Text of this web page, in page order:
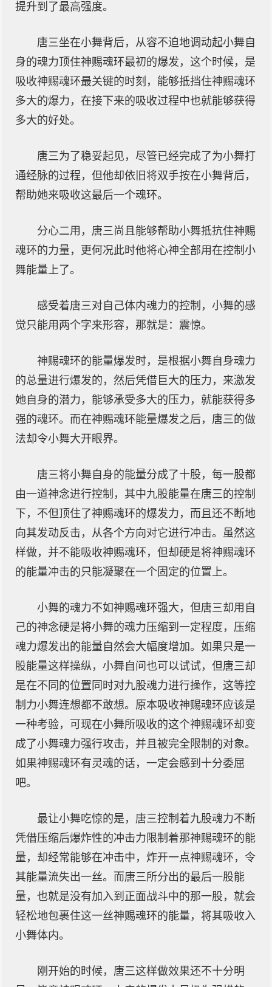
提升到了最高强度。
唐三坐在小舞背后，从容不迫地调动起小舞自
身的魂力顶住神赐魂环最初的爆发，这个时候，是
吸收神赐魂环最关键的时刻，能够抵挡住神赐魂环
多大的爆力，在接下来的吸收过程中也就能够获得
多大的好处。
唐三为了稳妥起见，尽管已经完成了为小舞打
通经脉的过程，但他却依旧将双手按在小舞背后，
帮助她来吸收这最后一个魂环。
分心二用，唐三尚且能够帮助小舞抵抗住神赐
魂环的力量，更何况此时他将心神全部用在控制小
舞能量上了。
感受着唐三对自己体内魂力的控制，小舞的感
觉只能用两个字来形容，那就是：震惊。
神赐魂环的能量爆发时，是根据小舞自身魂力
的总量进行爆发的，然后凭借巨大的压力，来激发
她自身的潜力，能够承受多大的压力，就能获得多
强的魂环。而在神赐魂环能量爆发之后，唐三的做
法却令小舞大开眼界。
唐三将小舞自身的能量分成了十股，每一股都
由一道神念进行控制，其中九股能量在唐三的控制
下，不但顶住了神赐魂环的爆发力，而且还不断地
向其发动反击，从各个方向对它进行冲击。虽然这
样做，并不能吸收神赐魂环，但却硬是将神赐魂环
的能量冲击的只能凝聚在一个固定的位置上。
小舞的魂力不如神赐魂环强大，但唐三却用自
己的神念硬是将小舞的魂力压缩到一定程度，压缩
魂力爆发出的能量自然会大幅度增加。如果只是一
股能量这样操纵，小舞自问也可以试试，但唐三却
是在不同的位置同时对九股魂力进行操作，这等控
制力小舞连想都不敢想。原本吸收神赐魂环应该是
一种考验，可现在小舞所吸收的这个神赐魂环却变
成了小舞魂力强行攻击，并且被完全限制的对象。
如果神赐魂环有灵魂的话，一定会感到十分委屈
吧。
最让小舞吃惊的是，唐三控制着九股魂力不断
凭借压缩后爆炸性的冲击力限制着那神赐魂环的能
量，却经常能够在冲击中，炸开一点神赐魂环，令
其能量流失出一丝。而唐三所分出的最后一股能
量，也就是没有加入到正面战斗中的那一股，就会
轻松地包裹住这一丝神赐魂环的能量，将其吸收入
小舞体内。
刚开始的时候，唐三这样做效果还不十分明